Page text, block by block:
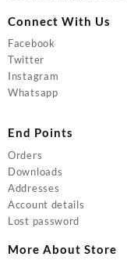
Connect With Us
Facebook
Twitter
Instagram
Whatsapp
End Points
Orders
Downloads
Addresses
Account details
Lost password
More About Store